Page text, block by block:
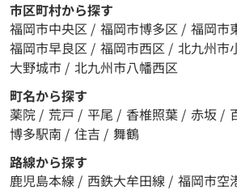
市区町村から探す
福岡市中央区 / 福岡市博多区 / 福岡市
福岡市早良区 / 福岡市西区 / 北九州市
大野城市 / 北九州市八幡西区
町名から探す
薬院 / 荒戸 / 平尾 / 香椎照葉 / 赤坂 /
博多駅南 / 住吉 / 舞鶴
路線から探す
鹿児島本線 / 西鉄大牟田線 / 福岡市空